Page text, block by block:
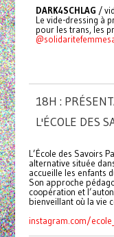
DARK4SCHLAG /
Le vide-dressing à
pour les trans, les
18H :
L'ÉCOLE DES
L’École des Savoirs
alternative située
accueille les enfants
Son approche
coopération et
bienveillant où la vie
instagram.com/